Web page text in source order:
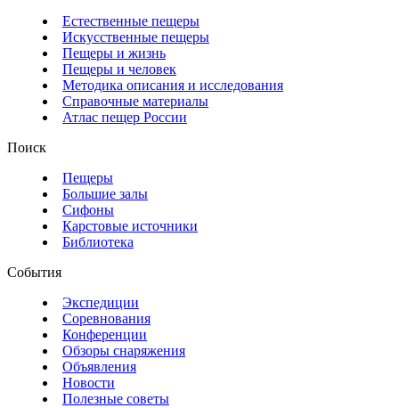
Естественные пещеры
Искусственные пещеры
Пещеры и жизнь
Пещеры и человек
Методика описания и исследования
Справочные материалы
Атлас пещер России
Поиск
Пещеры
Большие залы
Сифоны
Карстовые источники
Библиотека
События
Экспедиции
Соревнования
Конференции
Обзоры снаряжения
Объявления
Новости
Полезные советы